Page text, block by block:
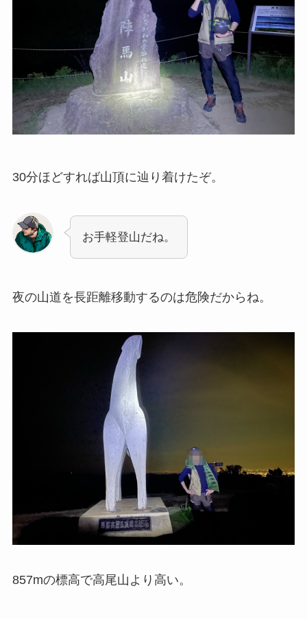
30分ほどすれば山頂に辿り着けたぞ。
お手軽登山だね。
夜の山道を長距離移動するのは危険だからね。
857mの標高で高尾山より高い。